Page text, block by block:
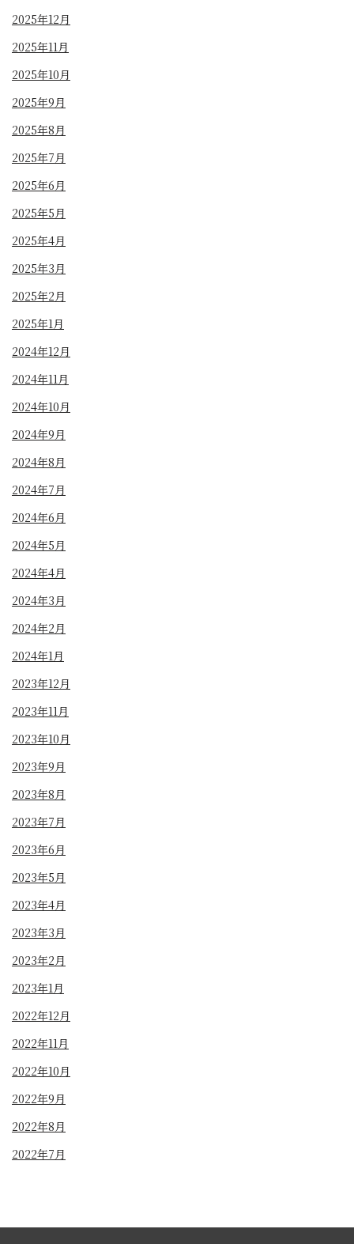
2025年12月
2025年11月
2025年10月
2025年9月
2025年8月
2025年7月
2025年6月
2025年5月
2025年4月
2025年3月
2025年2月
2025年1月
2024年12月
2024年11月
2024年10月
2024年9月
2024年8月
2024年7月
2024年6月
2024年5月
2024年4月
2024年3月
2024年2月
2024年1月
2023年12月
2023年11月
2023年10月
2023年9月
2023年8月
2023年7月
2023年6月
2023年5月
2023年4月
2023年3月
2023年2月
2023年1月
2022年12月
2022年11月
2022年10月
2022年9月
2022年8月
2022年7月